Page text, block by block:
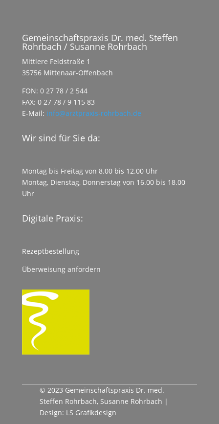
Gemeinschaftspraxis Dr. med. Steffen
Rohrbach / Susanne Rohrbach
Mittlere Feldstraße 1
35756 Mittenaar-Offenbach
FON: 0 27 78 / 2 544
FAX: 0 27 78 / 9 115 83
E-Mail: info@arztpraxis-rohrbach.de
Wir sind für Sie da:
Montag bis Freitag von 8.00 bis 12.00 Uhr
Montag, Dienstag, Donnerstag von 16.00 bis 18.00
Uhr
Digitale Praxis:
Rezeptbestellung
Überweisung anfordern
© 2023 Gemeinschaftspraxis Dr. med.
Steffen Rohrbach, Susanne Rohrbach |
Design: LS Grafikdesign